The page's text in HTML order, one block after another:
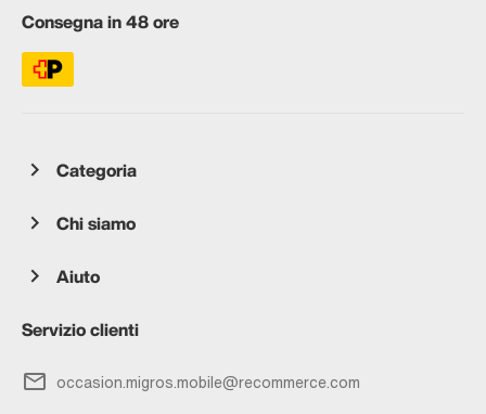
Consegna in 48 ore
Categoria
Chi siamo
Aiuto
Servizio clienti
occasion.migros.mobile@recommerce.com